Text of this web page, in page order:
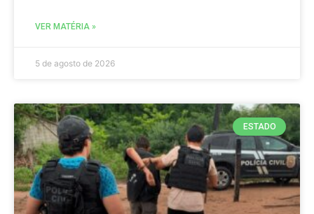
VER MATÉRIA »
5 de agosto de 2026
ESTADO